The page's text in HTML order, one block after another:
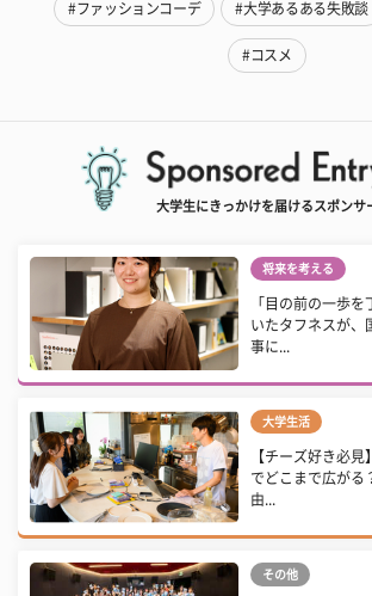
#ファッションコーデ #大学あるある失敗談
#コスメ
大学生にきっかけを届けるスポンサ
将来を考える
「目の前の一歩
いたタフネスが、
事に...
大学生活
【チーズ好き必見
でどこまで広がる
由...
その他